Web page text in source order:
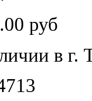
руб
в г.